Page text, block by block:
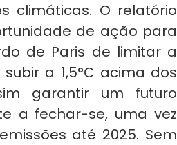
climáticas. O relatório
de ação para
de Paris de limitar a
a 1,5°C acima dos
garantir um futuro
a fechar-se, uma vez
até 2025. Sem